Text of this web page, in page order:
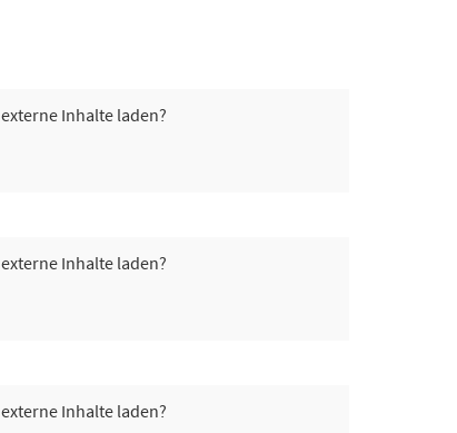
Inhalte laden?
Inhalte laden?
Inhalte laden?